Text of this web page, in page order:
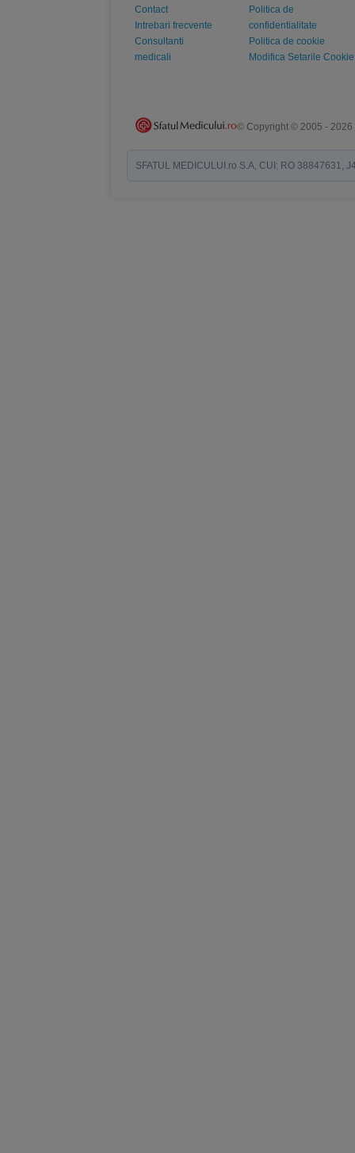
Contact
Intrebari frecvente
Consultanti
medicali
Politica de
confidentialitate
Politica de cookie
Modifica Setarile Cookie
© Copyright © 2005 - 2026
SFATUL MEDICULUI.ro S.A, CUI: RO 38847631,